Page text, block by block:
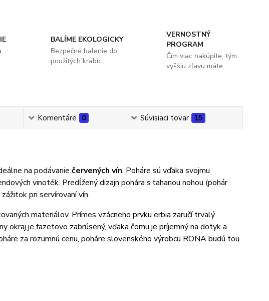
BALÍME EKOLOGICKY
Bezpečné balenie do
použitých krabíc
VERNOSTNÝ
PROGRAM
Čím viac nakúpite, tým
vyššiu zľavu máte
Komentáre 0 Súvisiaci tovar 15
na podávanie červených vín. Poháre sú vďaka svojmu
vinoték. Predĺžený dizajn pohára s ťahanou nohou (pohár
pri servírovaní vín.
materiálov. Prímes vzácneho prvku erbia zaručí trvalý
je fazetovo zabrúsený, vďaka čomu je príjemný na dotyk a
za rozumnú cenu, poháre slovenského výrobcu RONA budú tou